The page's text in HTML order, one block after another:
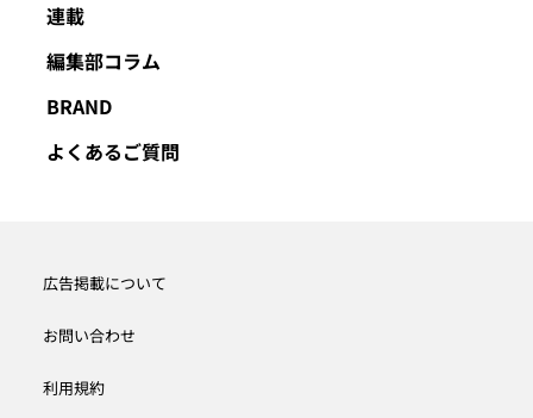
連載
編集部コラム
BRAND
よくあるご質問
広告掲載について
お問い合わせ
利用規約